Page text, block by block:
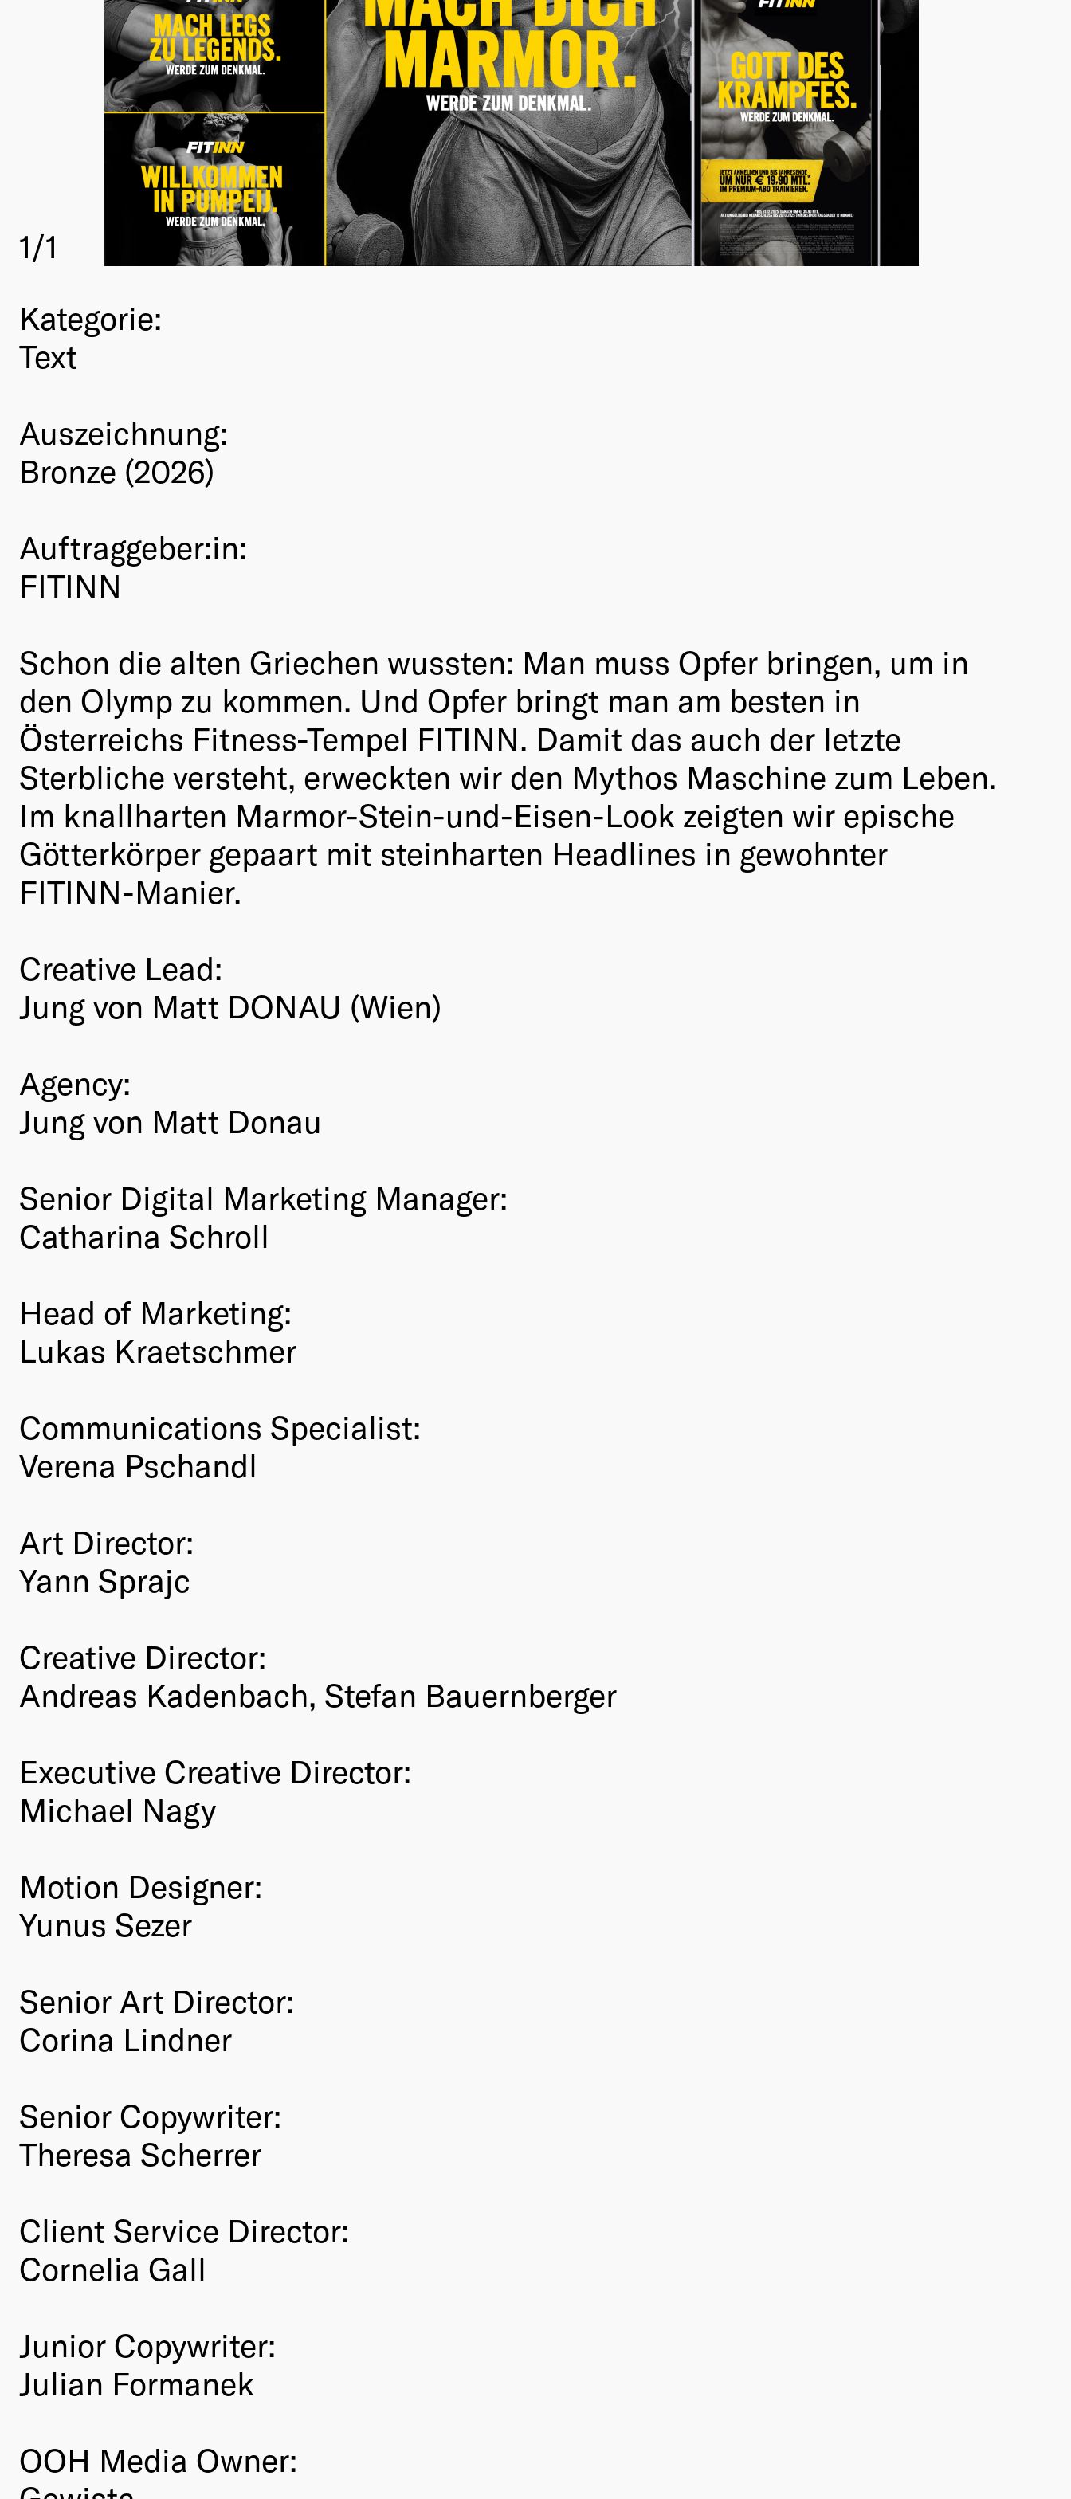
1/1
Kategorie:
Text
Auszeichnung:
Bronze (2026)
Auftraggeber:in:
FITINN
Schon die alten Griechen wussten: Man muss Opfer bringen, um in
den Olymp zu kommen. Und Opfer bringt man am besten in
Österreichs Fitness-Tempel FITINN. Damit das auch der letzte
Sterbliche versteht, erweckten wir den Mythos Maschine zum Leben.
Im knallharten Marmor-Stein-und-Eisen-Look zeigten wir epische
Götterkörper gepaart mit steinharten Headlines in gewohnter
FITINN-Manier.
Creative Lead:
Jung von Matt DONAU (Wien)
Agency:
Jung von Matt Donau
Senior Digital Marketing Manager:
Catharina Schroll
Head of Marketing:
Lukas Kraetschmer
Communications Specialist:
Verena Pschandl
Art Director:
Yann Sprajc
Creative Director:
Andreas Kadenbach, Stefan Bauernberger
Executive Creative Director:
Michael Nagy
Motion Designer:
Yunus Sezer
Senior Art Director:
Corina Lindner
Senior Copywriter:
Theresa Scherrer
Client Service Director:
Cornelia Gall
Junior Copywriter:
Julian Formanek
OOH Media Owner: